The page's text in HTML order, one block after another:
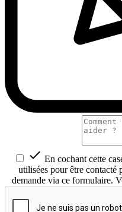
 En cochant cette
utilisées pour être contacté
demande via ce formulaire.